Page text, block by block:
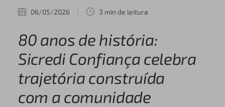
06/05/2026 3 min de leitura
80 anos de história:
Sicredi Confiança celebra
trajetória construída
com a comunidade